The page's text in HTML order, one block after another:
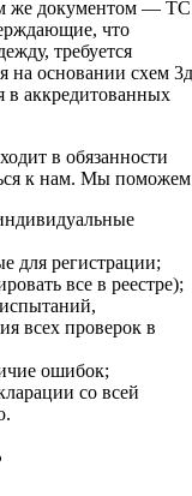
же документом — ТС
что
требуется
на основании схем
в аккредитованных
в обязанности
к нам. Мы
для регистрации;
все в реестре);
всех проверок в
ошибок;
со всей